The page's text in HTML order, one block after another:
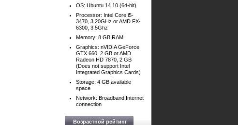
OS: Ubuntu 14.10 (64-bit)
Processor: Intel Core i5-
3470, 3.20GHz or AMD FX-
6300, 3.5Ghz
Memory: 8 GB RAM
Graphics: nVIDIA GeForce
GTX 660, 2 GB or AMD
Radeon HD 7870, 2 GB
(Does not support Intel
Integrated Graphics Cards)
Storage: 4 GB available
space
Network: Broadband Internet
connection
Возрастной рейтинг